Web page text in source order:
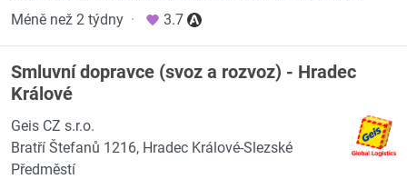
Méně než 2 týdny · 3.7
Smluvní dopravce (svoz a rozvoz) - Hradec
Králové
Geis CZ s.r.o.
Bratří Štefanů 1216, Hradec Králové-Slezské
Předměstí